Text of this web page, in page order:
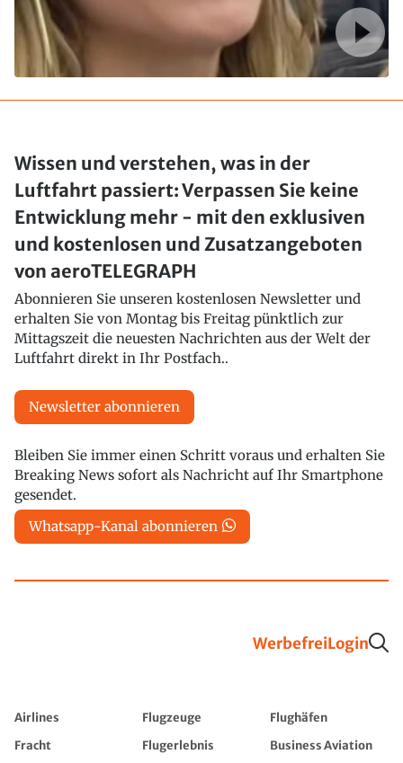
Wissen und verstehen, was in der
Luftfahrt passiert: Verpassen Sie keine
Entwicklung mehr - mit den exklusiven
und kostenlosen und Zusatzangeboten
von aeroTELEGRAPH
Abonnieren Sie unseren kostenlosen Newsletter und
erhalten Sie von Montag bis Freitag pünktlich zur
Mittagszeit die neuesten Nachrichten aus der Welt der
Luftfahrt direkt in Ihr Postfach..
Newsletter abonnieren
Bleiben Sie immer einen Schritt voraus und erhalten Sie
Breaking News sofort als Nachricht auf Ihr Smartphone
gesendet.
Whatsapp-Kanal abonnieren
WerbefreiLogin
Airlines Flugzeuge
Flughäfen
Fracht
Flugerlebnis
Business Aviation